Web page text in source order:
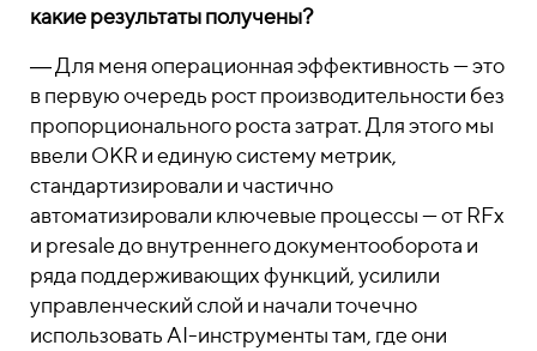
какие результаты получены?
― Для меня операционная эффективность — это
в первую очередь рост производительности без
пропорционального роста затрат. Для этого мы
ввели OKR и единую систему метрик,
стандартизировали и частично
автоматизировали ключевые процессы — от RFx
и presale до внутреннего документооборота и
ряда поддерживающих функций, усилили
управленческий слой и начали точечно
использовать AI-инструменты там, где они